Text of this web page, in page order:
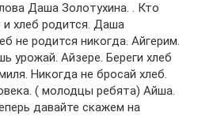
Даша Золотухина. . Кто
и хлеб родится. Даша
не родится никогда. Айгерим.
урожай. Айзере. Береги хлеб
Никогда не бросай хлеб.
( молодцы ребята) Айша.
давайте скажем на